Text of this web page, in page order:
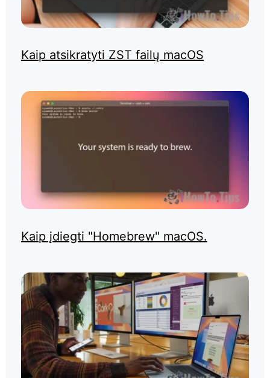
Kaip atsikratyti ZST failų macOS
Kaip įdiegti "Homebrew" macOS.